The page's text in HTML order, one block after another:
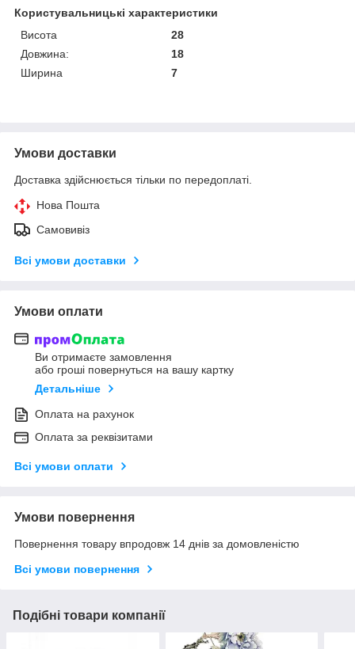
Користувальницькі характеристики
Висота
28
Довжина:
18
Ширина
7
Умови доставки
Доставка здійснюється тільки по передоплаті.
Нова Пошта
Самовивіз
Всі умови доставки
Умови оплати
Ви отримаєте замовлення
або гроші повернуться на вашу картку
Детальніше
Оплата на рахунок
Оплата за реквізитами
Всі умови оплати
Умови повернення
Повернення товару впродовж 14 днів за домовленістю
Всі умови повернення
Подібні товари компанії